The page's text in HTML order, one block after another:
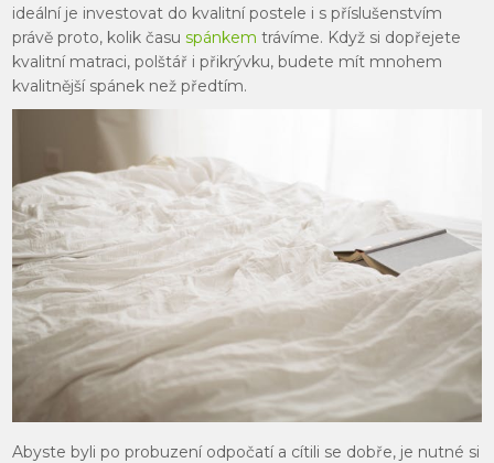
ideální je investovat do kvalitní postele i s příslušenstvím
právě proto, kolik času spánkem trávíme. Když si dopřejete
kvalitní matraci, polštář i přikrývku, budete mít mnohem
kvalitnější spánek než předtím.
Abyste byli po probuzení odpočatí a cítili se dobře, je nutné si